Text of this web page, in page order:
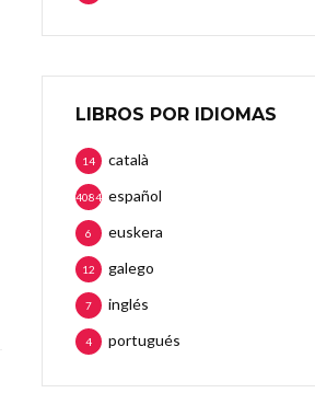
LIBROS POR IDIOMAS
català
14
español
4084
euskera
6
galego
12
inglés
7
portugués
4